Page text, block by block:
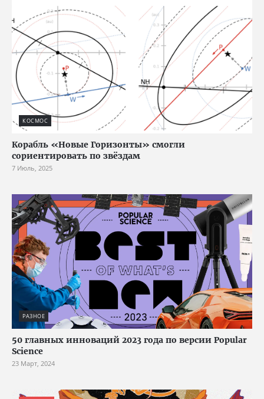
КОСМОС
Корабль «Новые Горизонты» смогли
сориентировать по звёздам
7 Июль, 2025
РАЗНОЕ
50 главных инноваций 2023 года по версии Popular
Science
23 Март, 2024